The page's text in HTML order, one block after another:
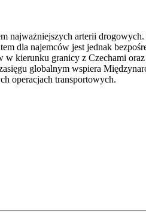
najważniejszych arterii
dla najemców jest jednak
kierunku granicy z Czechami
globalnym wspiera
operacjach transportowych.